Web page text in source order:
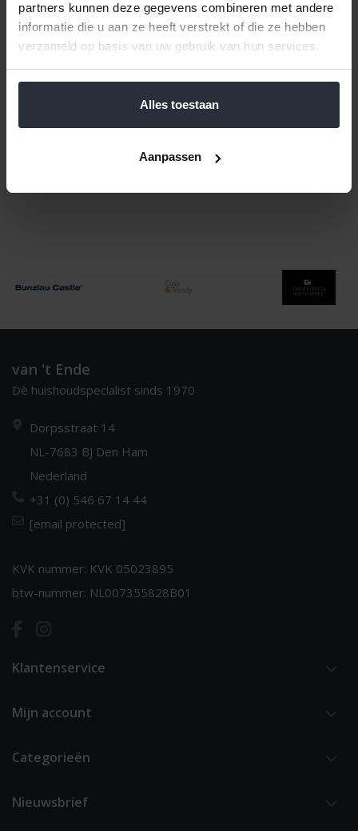
partners kunnen deze gegevens combineren met andere
informatie die u aan ze heeft verstrekt of die ze hebben
verzameld op basis van uw gebruik van hun services.
Alles toestaan
Aanpassen
Veilig achteraf betalen, tot 14 dagen na aankoop
Gratis verzending vanaf €60,=
Eenvoudig retour, 30 dagen bedenktijd
van 't Ende
Dè huishoudspecialist sinds 1970
Dorpsstraat 14
NL-7683 BJ Den Ham
Nederland
+31 (0) 546 67 14 44
[email protected]
KVK nummer: KVK 05023895
btw-nummer: NL007355828B01
Klantenservice
Mijn account
Categorieën
Nieuwsbrief